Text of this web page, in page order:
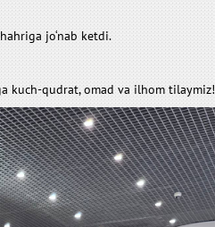
jo‘nab ketdi.
kuch-qudrat, omad va ilhom tilaymiz!